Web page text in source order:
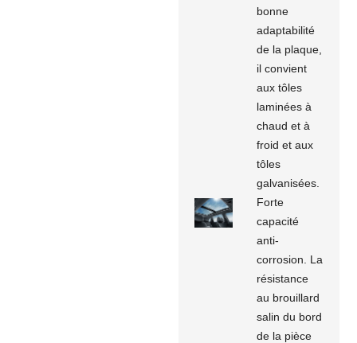
bonne
adaptabilité
de la plaque,
il convient
aux tôles
laminées à
chaud et à
froid et aux
tôles
galvanisées.
Forte
capacité
anti-
corrosion. La
résistance
au brouillard
salin du bord
de la pièce